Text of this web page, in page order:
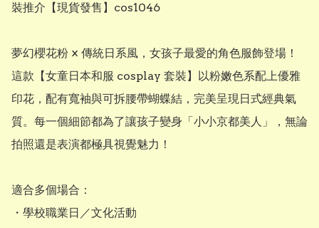
裝推介【現貨發售】cos1046
夢幻櫻花粉 × 傳統日系風，女孩子最愛的角色服飾登場！
這款【女童日本和服 cosplay 套裝】以粉嫩色系配上優雅
印花，配有寬袖與可拆腰帶蝴蝶結，完美呈現日式經典氣
質。每一個細節都為了讓孩子變身「小小京都美人」，無論
拍照還是表演都極具視覺魅力！
適合多個場合：
・學校職業日／文化活動